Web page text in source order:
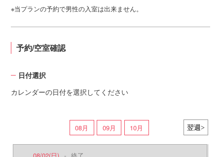
当プランの予約で男性の入室は出来ません。
予約/空室確認
日付選択
カレンダーの日付を選択してください
08月 09月 10月